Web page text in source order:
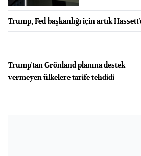
Trump, Fed başkanlığı için artık
Trump'tan Grönland planına destek
vermeyen ülkelere tarife tehdidi